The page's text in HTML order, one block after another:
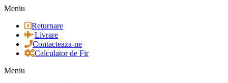
Meniu
Returnare
Livrare
Contacteaza-ne
Calculator de Fir
Meniu